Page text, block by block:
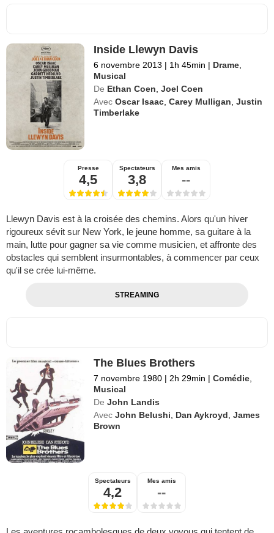
Inside Llewyn Davis
6 novembre 2013 | 1h 45min | Drame
Musical
De Ethan Coen ,Joel Coen
Avec Oscar Isaac ,Carey Mulligan ,Justin
Timberlake
Presse
4,5
Spectateurs
3,8
Mes amis
--
Llewyn Davis est à la croisée des chemins. Alors qu'un hiver
rigoureux sévit sur New York, le jeune homme, sa guitare à la
main, lutte pour gagner sa vie comme musicien, et affronte des
obstacles qui semblent insurmontables, à commencer par ceux
qu'il se crée lui-même.
STREAMING
The Blues Brothers
7 novembre 1980 | 2h 29min | Comédie
Musical
De John Landis
Avec John Belushi Dan Aykroyd ,James
Brown
Spectateurs
4,2
Mes amis
--